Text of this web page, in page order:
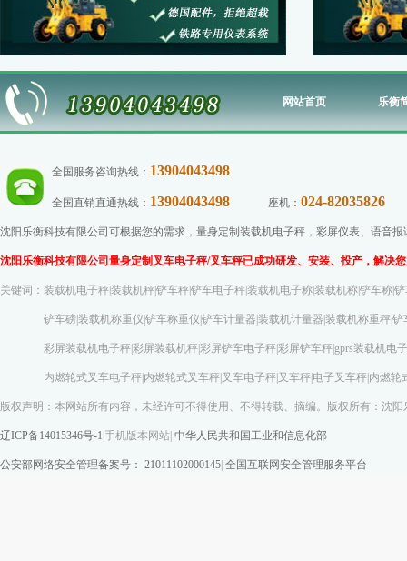
网站首页 乐衡
全国服务咨询热线： 13904043498
全国直销直通热线： 13904043498 座机： 024-82035826
沈阳乐衡科技有限公司可根据您的需求，量身定制装载机电子秤，彩屏仪表、语音
沈阳乐衡科技有限公司量身定制叉车电子秤/叉车秤已成功研发、安装、投产，解决
关键词：装载机电子秤|装载机秤|铲车秤|铲车电子秤|装载机电子称|装载机称|铲车称|
铲车磅|装载机称重仪|铲车称重仪|铲车计量器|装载机计量器|装载机称重秤|铲车
彩屏装载机电子秤|彩屏装载机秤|彩屏铲车电子秤|彩屏铲车秤|gprs装载机电子
内燃轮式叉车电子秤|内燃轮式叉车秤|叉车电子秤|叉车秤|电子叉车秤|内燃轮式
版权声明：本网站所有内容，未经许可不得使用、不得转载、摘编。版权所有：沈
辽ICP备14015346号-1 手机版本网站 中华人民共和国工业和信息化部
公安部网络安全管理备案号： 21011102000145 全国互联网安全管理服务平台